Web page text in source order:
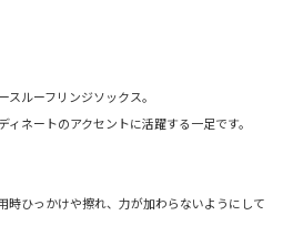
ルーフリンジソックス。
ネートのアクセントに活躍する一足です。
ひっかけや擦れ、力が加わらないようにして